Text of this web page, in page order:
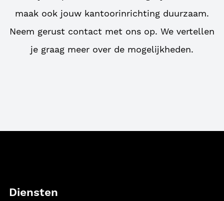
maak ook jouw kantoorinrichting duurzaam.
Neem gerust contact met ons op. We vertellen
je graag meer over de mogelijkheden.
Diensten